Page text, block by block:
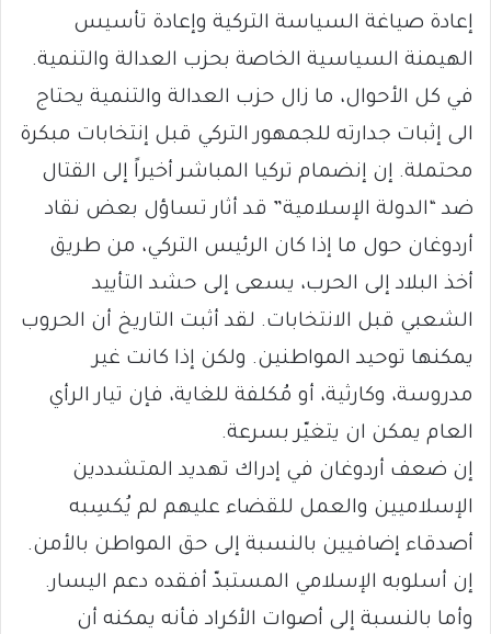
إعادة صياغة السياسة التركية وإعادة تأسيس
الهيمنة السياسية الخاصة بحزب العدالة والتنمية.
في كل الأحوال، ما زال حزب العدالة والتنمية يحتاج
الى إثبات جدارته للجمهور التركي قبل إنتخابات مبكرة
محتملة. إن إنضمام تركيا المباشر أخيراً إلى القتال
ضد “الدولة الإسلامية” قد أثار تساؤل بعض نقاد
أردوغان حول ما إذا كان الرئيس التركي، من طريق
أخذ البلاد إلى الحرب، يسعى إلى حشد التأييد
الشعبي قبل الانتخابات. لقد أثبت التاريخ أن الحروب
يمكنها توحيد المواطنين. ولكن إذا كانت غير
مدروسة، وكارثية، أو مُكلفة للغاية، فإن تيار الرأي
العام يمكن ان يتغيّر بسرعة.
إن ضعف أردوغان في إدراك تهديد المتشددين
الإسلاميين والعمل للقضاء عليهم لم يُكسِبه
أصدقاء إضافيين بالنسبة إلى حق المواطن بالأمن.
إن أسلوبه الإسلامي المستبدّ أفقده دعم اليسار.
وأما بالنسبة إلى أصوات الأكراد فأنه يمكنه أن